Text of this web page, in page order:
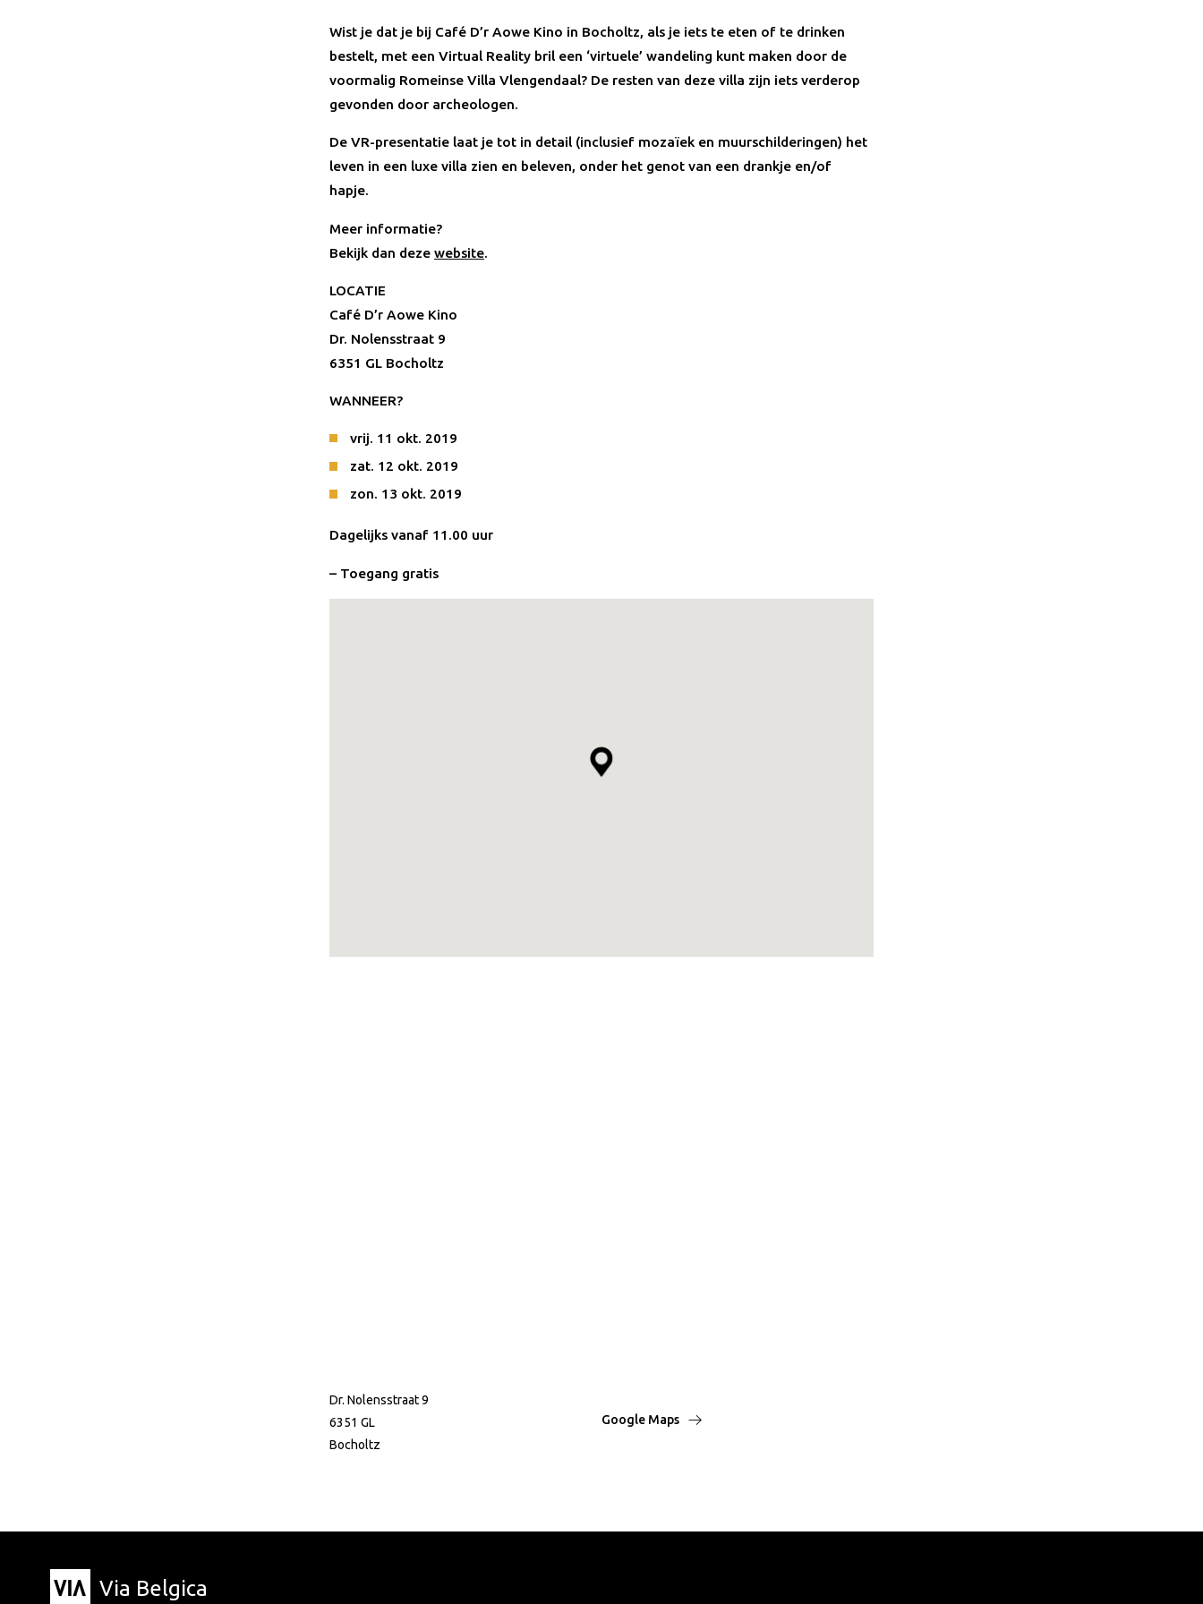
Wist je dat je bij Café D’r Aowe Kino in Bocholtz, als je iets te eten of te drinken
bestelt, met een Virtual Reality bril een ‘virtuele’ wandeling kunt maken door de
voormalig Romeinse Villa Vlengendaal? De resten van deze villa zijn iets verderop
gevonden door archeologen.
De VR-presentatie laat je tot in detail (inclusief mozaïek en muurschilderingen) het
leven in een luxe villa zien en beleven, onder het genot van een drankje en/of
hapje.
Meer informatie?
Bekijk dan deze website.
LOCATIE
Café D’r Aowe Kino
Dr. Nolensstraat 9
6351 GL Bocholtz
WANNEER?
vrij. 11 okt. 2019
zat. 12 okt. 2019
zon. 13 okt. 2019
Dagelijks vanaf 11.00 uur
– Toegang gratis
Dr. Nolensstraat 9
6351 GL
Bocholtz
Google Maps
Via Belgica